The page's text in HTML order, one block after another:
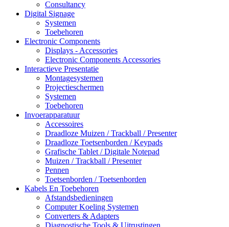
Consultancy
Digital Signage
Systemen
Toebehoren
Electronic Components
Displays - Accessories
Electronic Components Accessories
Interactieve Presentatie
Montagesystemen
Projectieschermen
Systemen
Toebehoren
Invoerapparatuur
Accessoires
Draadloze Muizen / Trackball / Presenter
Draadloze Toetsenborden / Keypads
Grafische Tablet / Digitale Notepad
Muizen / Trackball / Presenter
Pennen
Toetsenborden / Toetsenborden
Kabels En Toebehoren
Afstandsbedieningen
Computer Koeling Systemen
Converters & Adapters